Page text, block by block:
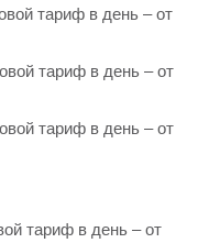
тариф в день – от
тариф в день – от
тариф в день – от
тариф в день – от